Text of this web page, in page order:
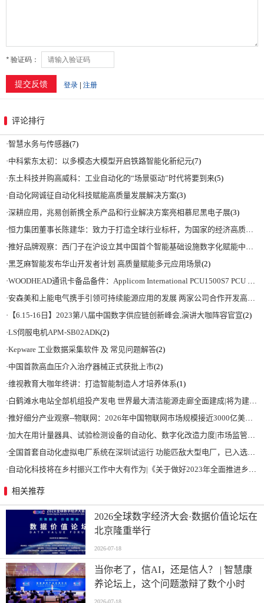
评论排行
·智慧水务与传感器(7)
·中科紫东太初：以多模态大模型开启铁路智能化新纪元(7)
·东土科技并购高威科：工业自动化的“场景驱动”时代将要到来(5)
· 自动化网诚征自动化科技赋能高质量发展解决方案(3)
·深耕应用，兆易创新携全系产品和行业解决方案亮相慕尼黑电子展(3)
·恒力集团董事长陈建华：致力于打造全球行业标杆，为国家的经济高质量发展贡献更大力量|上海电气集团党委书记、董事长吴磊来访
·推好品牌观察：西门子在沪设立其中国首个智能基础设施数字化赋能中心
·黑芝麻智能发布华山开发者计划 高质量赋能多元应用场景(2)
·WOODHEAD通讯卡备品备件：Applicom International PCU1500S7 PCU 1500 S7 V4.5.0
·安森美和上能电气携手引领可持续能源应用的发展 两家公司合作开发高性能储能和太阳能组串式逆变器方案 以实现可持续的未来
· 【6.15-16日】2023第八届中国数字供应链创新峰会,演讲大咖阵容官宣(2)
·LS伺服电机APM-SB02ADK(2)
·Kepware 工业数据采集软件 及 常见问题解答(2)
·中国首款高血压介入治疗器械正式获批上市(2)
·维视教育大咖年终讲：打造智能制造人才培养体系(1)
·白鹤滩水电站全部机组投产发电 世界最大清洁能源走廊全面建成|将为建设新型能源体系、保障国家能源安全、实现“双碳”目标提供有力支撑
·推好细分产业观察--物联网：2026年中国物联网市场规模接近3000亿美元 智慧工厂、智慧城市、智慧电网等将占60%以上
·加大在用计量器具、试验检测设备的自动化、数字化改造力度|市场监管总局 工业和信息化部 关于促进企业计量能力提升的指导意见
·全国首套自动化虚拟电厂系统在深圳试运行 功能匹敌大型电厂，已入选国际典型案例
· 自动化科技将在乡村振兴工作中大有作为|《关于做好2023年全面推进乡村振兴重点工作的意见》发布
相关推荐
2026全球数字经济大会·数据价值论坛在
北京隆重举行
2026-07-18
当你老了，信AI，还是信人？ | 智慧康
养论坛上，这个问题激辩了数个小时
2026-07-18